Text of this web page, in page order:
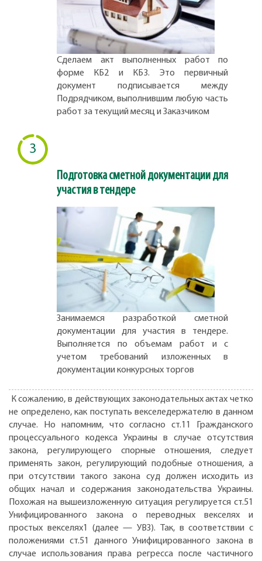
Сделаем акт выполненных работ по
форме КБ2 и КБ3. Это первичный
документ подписывается между
Подрядчиком, выполнившим любую часть
работ за текущий месяц и Заказчиком
3
Подготовка сметной документации для
участия в тендере
Занимаемся разработкой сметной
документации для участия в тендере.
Выполняется по объемам работ и с
учетом требований изложенных в
документации конкурсных торгов
К сожалению, в действующих законодательных актах четко
не определено, как поступать векселедержателю в данном
случае. Но напомним, что согласно ст.11 Гражданского
процессуального кодекса Украины в случае отсутствия
закона, регулирующего спорные отношения, следует
применять закон, регулирующий подобные отношения, а
при отсутствии такого закона суд должен исходить из
общих начал и содержания законодательства Украины.
Похожая на вышеизложенную ситуация регулируется ст.51
Унифицированного закона о переводных векселях и
простых векселях1 (далее — УВЗ). Так, в соответствии с
положениями ст.51 данного Унифицированного закона в
случае использования права регресса после частичного